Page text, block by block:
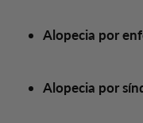
Alopecia por
Alopecia por